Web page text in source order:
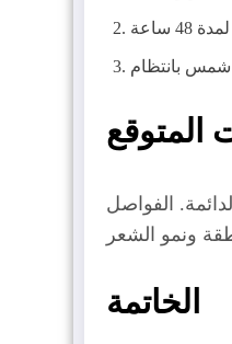
المتوقع
8 إلى 10 جلسات لتحقيق نتائج تصل إلى 80-90% من الإزالة الدائمة. الفواصل
الخاتمة